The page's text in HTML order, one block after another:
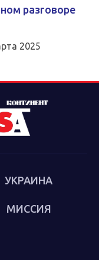
разговоре
2025
УКРАИНА
МИССИЯ